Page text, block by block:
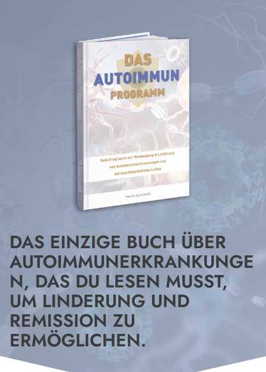
DAS EINZIGE BUCH ÜBER
AUTOIMMUNERKRANKUNGE
N, DAS DU LESEN MUSST,
UM LINDERUNG UND
REMISSION ZU
ERMÖGLICHEN.